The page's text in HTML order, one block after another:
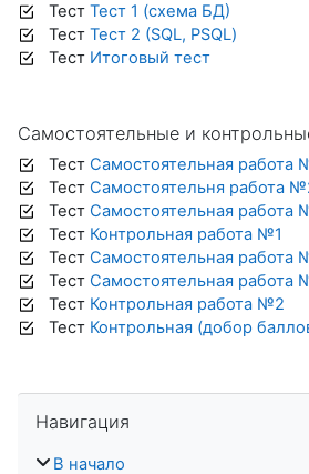
Тест Тест 1 (схема БД)
Тест Тест 2 (SQL, PSQL)
Тест Итоговый тест
Самостоятельные и
Тест Самостоятельная работа
Тест Самостоятельня работа
Тест Самостоятельная работа
Тест Контрольная работа №1
Тест Самостоятельная работа
Тест Самостоятельная работа
Тест Контрольная работа №2
Тест Контрольная (добор
Навигация
В начало